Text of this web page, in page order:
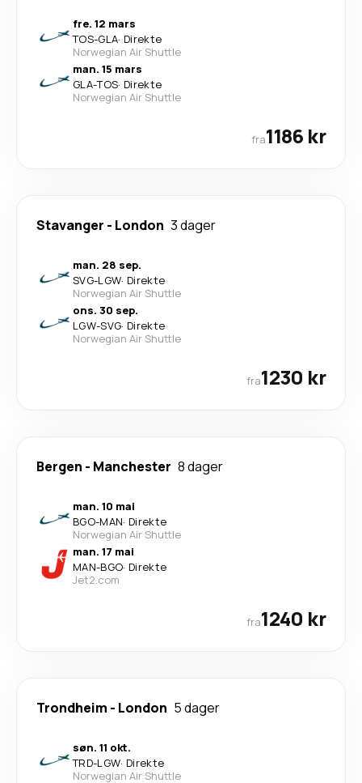
fre. 12 mars
TOS-GLA· Direkte
Norwegian Air Shuttle
man. 15 mars
GLA-TOS· Direkte
Norwegian Air Shuttle
fra1186 kr
Stavanger - London 3 dager
man. 28 sep.
SVG-LGW· Direkte
Norwegian Air Shuttle
ons. 30 sep.
LGW-SVG· Direkte
Norwegian Air Shuttle
fra1230 kr
Bergen - Manchester 8 dager
man. 10 mai
BGO-MAN· Direkte
Norwegian Air Shuttle
man. 17 mai
MAN-BGO· Direkte
Jet2.com
fra1240 kr
Trondheim - London 5 dager
søn. 11 okt.
TRD-LGW· Direkte
Norwegian Air Shuttle